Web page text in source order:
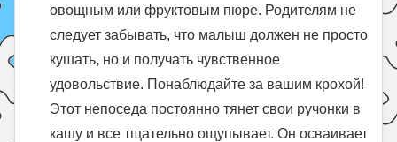
овощным или фруктовым пюре. Родителям не
следует забывать, что малыш должен не просто
кушать, но и получать чувственное
удовольствие. Понаблюдайте за вашим крохой!
Этот непоседа постоянно тянет свои ручонки в
кашу и все тщательно ощупывает. Он осваивает